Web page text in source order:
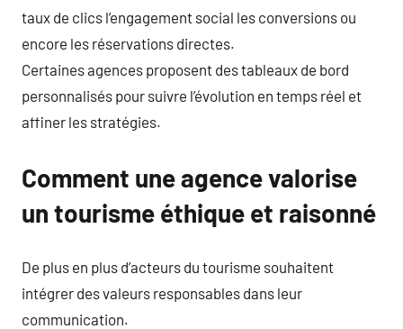
taux de clics l’engagement social les conversions ou
encore les réservations directes.
Certaines agences proposent des tableaux de bord
personnalisés pour suivre l’évolution en temps réel et
affiner les stratégies.
Comment une agence valorise
un tourisme éthique et raisonné
De plus en plus d’acteurs du tourisme souhaitent
intégrer des valeurs responsables dans leur
communication.